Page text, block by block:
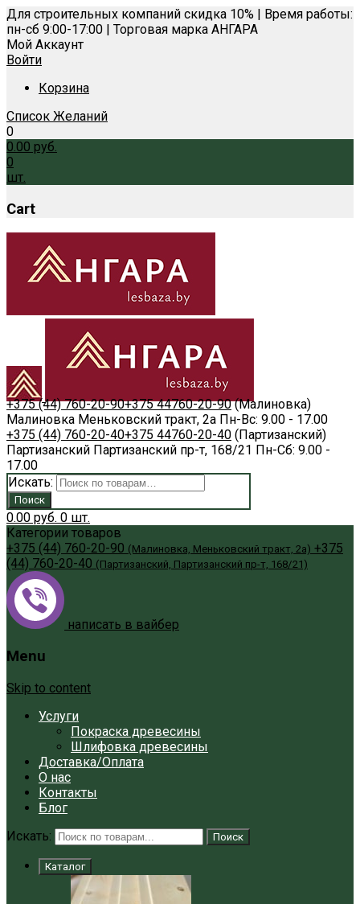
Для строительных компаний скидка 10% | Время работы:
пн-сб 9:00-17:00 | Торговая марка АНГАРА
Мой Аккаунт
Войти
Корзина
Список Желаний
0
0.00 руб.
0
шт.
Cart
+375 (44) 760-20-90+375 44760-20-90 (Малиновка)
Малиновка Меньковский тракт, 2а Пн-Вс: 9.00 - 17.00
+375 (44) 760-20-40+375 44760-20-40 (Партизанский)
Партизанский Партизанский пр-т, 168/21 Пн-Сб: 9.00 -
17.00
Искать:
Поиск
0.00 руб. 0 шт.
Категории товаров
+375 (44) 760-20-90 (Малиновка, Меньковский тракт, 2а) +375
(44) 760-20-40 (Партизанский, Партизанский пр-т, 168/21)
написать в вайбер
Menu
Skip to content
Услуги
Покраска древесины
Шлифовка древесины
Доставка/Оплата
О нас
Контакты
Блог
Искать:
Поиск
Каталог